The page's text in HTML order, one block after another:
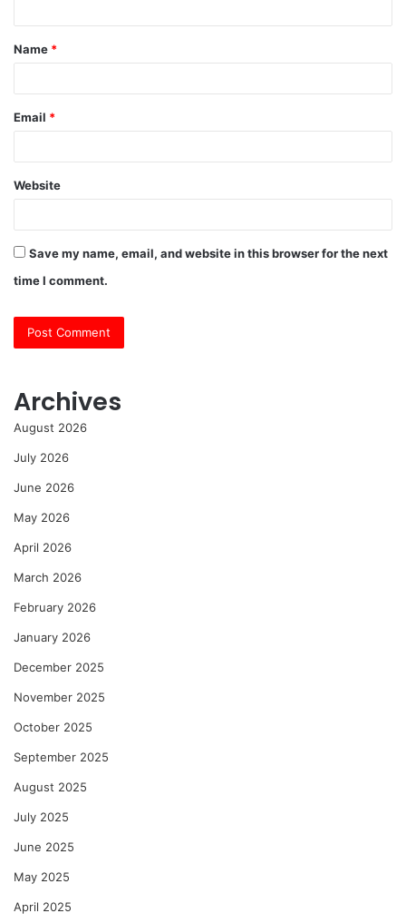
t
*
Name *
Email *
Website
Save my name, email, and website in this browser for the next
time I comment.
Archives
August 2026
July 2026
June 2026
May 2026
April 2026
March 2026
February 2026
January 2026
December 2025
November 2025
October 2025
September 2025
August 2025
July 2025
June 2025
May 2025
April 2025